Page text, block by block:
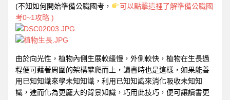
(不知如何開始準備公職國考，
可以點擊這裡了解準備公職國
考0~1攻略 )
由於向光性，植物內側生展較緩慢，外側較快，植物在生長過
程便可藉著周圍的架構攀爬而上，讀書時也是這樣，如果能善
用已知知識來學未知知識，利用已知知識來消化吸收未知知
識，進而化為更龐大的背景知識，巧用此技巧，便可讓讀書更